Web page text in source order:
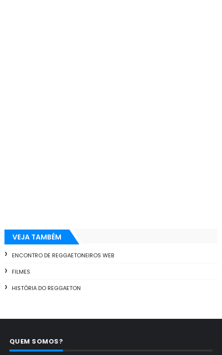
VEJA TAMBÉM
ENCONTRO DE REGGAETONEIROS WEB
FILMES
HISTÓRIA DO REGGAETON
QUEM SOMOS?